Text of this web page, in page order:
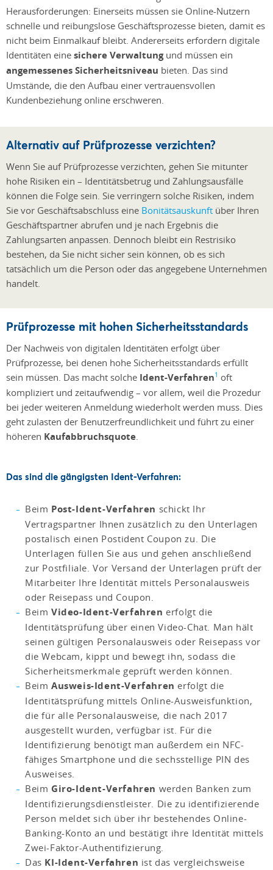
Herausforderungen: Einerseits müssen sie Online-Nutzern
schnelle und reibungslose Geschäftsprozesse bieten, damit es
nicht beim Einmalkauf bleibt. Andererseits erfordern digitale
Identitäten eine sichere Verwaltungund müssen ein
angemessenes Sicherheitsniveau bieten. Das sind
Umstände, die den Aufbau einer vertrauensvollen
Kundenbeziehung online erschweren.
Alternativ auf Prüfprozesse verzichten?
Wenn Sie auf Prüfprozesse verzichten, gehen Sie mitunter
hohe Risiken ein – Identitätsbetrug und Zahlungsausfälle
können die Folge sein. Sie verringern solche Risiken, indem
Sie vor Geschäftsabschluss eine Bonitätsauskunft über Ihren
Geschäftspartner abrufen und je nach Ergebnis die
Zahlungsarten anpassen. Dennoch bleibt ein Restrisiko
bestehen, da Sie nicht sicher sein können, ob es sich
tatsächlich um die Person oder das angegebene Unternehmen
handelt.
Prüfprozesse mit hohen Sicherheitsstandards
Der Nachweis von digitalen Identitäten erfolgt über
Prüfprozesse, bei denen hohe Sicherheitsstandards erfüllt
sein müssen. Das macht solche Ident-Verfahren1 oft
kompliziert und zeitaufwendig – vor allem, weil die Prozedur
bei jeder weiteren Anmeldung wiederholt werden muss. Dies
geht zulasten der Benutzerfreundlichkeit und führt zu einer
höheren Kaufabbruchsquote
Das sind die gängigsten Ident-Verfahren:
Beim Post-Ident-Verfahren schickt Ihr
Vertragspartner Ihnen zusätzlich zu den Unterlagen
postalisch einen Postident Coupon zu. Die
Unterlagen füllen Sie aus und gehen anschließend
zur Postfiliale. Vor Versand der Unterlagen prüft der
Mitarbeiter Ihre Identität mittels Personalausweis
oder Reisepass und Coupon.
Beim Video-Ident-Verfahren erfolgt die
Identitätsprüfung über einen Video-Chat. Man hält
seinen gültigen Personalausweis oder Reisepass vor
die Webcam, kippt und bewegt ihn, sodass die
Sicherheitsmerkmale geprüft werden können.
Beim Ausweis-Ident-Verfahren erfolgt die
Identitätsprüfung mittels Online-Ausweisfunktion,
die für alle Personalausweise, die nach 2017
ausgestellt wurden, verfügbar ist. Für die
Identifizierung benötigt man außerdem ein NFC-
fähiges Smartphone und die sechsstellige PIN des
Ausweises.
Beim Giro-Ident-Verfahren werden Banken zum
Identifizierungsdienstleister. Die zu identifizierende
Person meldet sich über ihr bestehendes Online-
Banking-Konto an und bestätigt ihre Identität mittels
Zwei-Faktor-Authentifizierung.
Das KI-Ident-Verfahren ist das vergleichsweise